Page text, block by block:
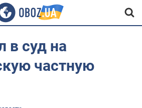
в суд на
частную